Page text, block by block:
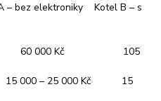
Kotel B – s
60 000 Kč 105
15 000 – 25 000 Kč 15